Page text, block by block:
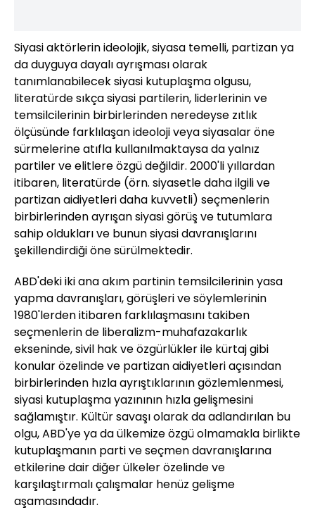
Siyasi aktörlerin ideolojik, siyasa temelli, partizan ya
da duyguya dayalı ayrışması olarak
tanımlanabilecek siyasi kutuplaşma olgusu,
literatürde sıkça siyasi partilerin, liderlerinin ve
temsilcilerinin birbirlerinden neredeyse zıtlık
ölçüsünde farklılaşan ideoloji veya siyasalar öne
sürmelerine atıfla kullanılmaktaysa da yalnız
partiler ve elitlere özgü değildir. 2000'li yıllardan
itibaren, literatürde (örn. siyasetle daha ilgili ve
partizan aidiyetleri daha kuvvetli) seçmenlerin
birbirlerinden ayrışan siyasi görüş ve tutumlara
sahip oldukları ve bunun siyasi davranışlarını
şekillendirdiği öne sürülmektedir.
ABD'deki iki ana akım partinin temsilcilerinin yasa
yapma davranışları, görüşleri ve söylemlerinin
1980'lerden itibaren farklılaşmasını takiben
seçmenlerin de liberalizm-muhafazakarlık
ekseninde, sivil hak ve özgürlükler ile kürtaj gibi
konular özelinde ve partizan aidiyetleri açısından
birbirlerinden hızla ayrıştıklarının gözlemlenmesi,
siyasi kutuplaşma yazınının hızla gelişmesini
sağlamıştır. Kültür savaşı olarak da adlandırılan bu
olgu, ABD'ye ya da ülkemize özgü olmamakla birlikte
kutuplaşmanın parti ve seçmen davranışlarına
etkilerine dair diğer ülkeler özelinde ve
karşılaştırmalı çalışmalar henüz gelişme
aşamasındadır.